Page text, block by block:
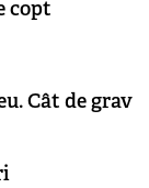
copt
Cât de grav